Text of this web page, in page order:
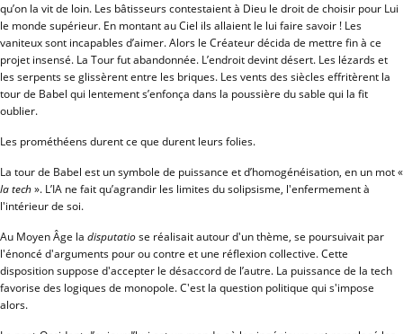
qu’on la vit de loin. Les bâtisseurs contestaient à Dieu le droit de choisir pour Lui
le monde supérieur. En montant au Ciel ils allaient le lui faire savoir ! Les
vaniteux sont incapables d’aimer. Alors le Créateur décida de mettre fin à ce
projet insensé. La Tour fut abandonnée. L’endroit devint désert. Les lézards et
les serpents se glissèrent entre les briques. Les vents des siècles effritèrent la
tour de Babel qui lentement s’enfonça dans la poussière du sable qui la fit
oublier.
Les prométhéens durent ce que durent leurs folies.
La tour de Babel est un symbole de puissance et d’homogénéisation, en un mot «
la tech». L’IA ne fait qu’agrandir les limites du solipsisme, l'enfermement à
l'intérieur de soi.
Au Moyen Âge la disputatiose réalisait autour d'un thème, se poursuivait par
l'énoncé d'arguments pour ou contre et une réflexion collective. Cette
disposition suppose d'accepter le désaccord de l’autre. La puissance de la tech
favorise des logiques de monopole. C'est la question politique qui s'impose
alors.